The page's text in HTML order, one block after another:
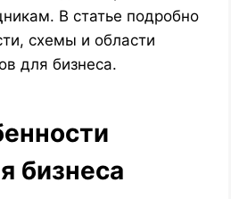
В статье подробно
схемы и области
для бизнеса.
бизнеса